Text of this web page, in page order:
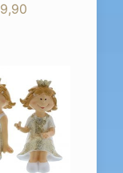
9,90